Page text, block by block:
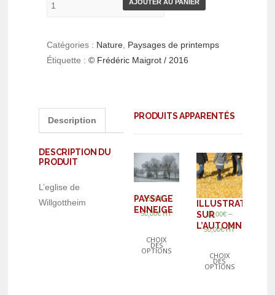
AJOUTER AU PANIER
Catégories : Nature Paysages de printemps
Étiquette :© Frédéric Maigrot / 2016
Description
DESCRIPTION DU
PRODUIT
L’eglise de
Willgottheim
PRODUITS APPARENTÉS
PAYSAGE
ENNEIGE
15,00€–
50,00€ HT
CHOIX
DES
OPTIONS
ILLUSTRATION
SUR
L’AUTOMNE
15,00€–
50,00€ HT
CHOIX
DES
OPTIONS